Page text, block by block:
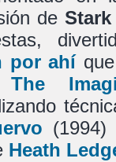
de Stark
por ahí
The
Heath